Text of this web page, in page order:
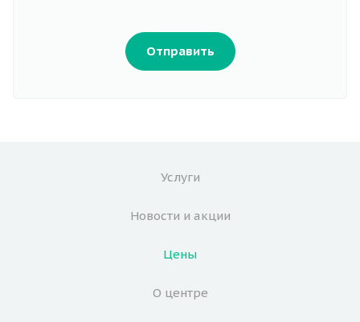
Отправить
Услуги
Новости и акции
Цены
О центре